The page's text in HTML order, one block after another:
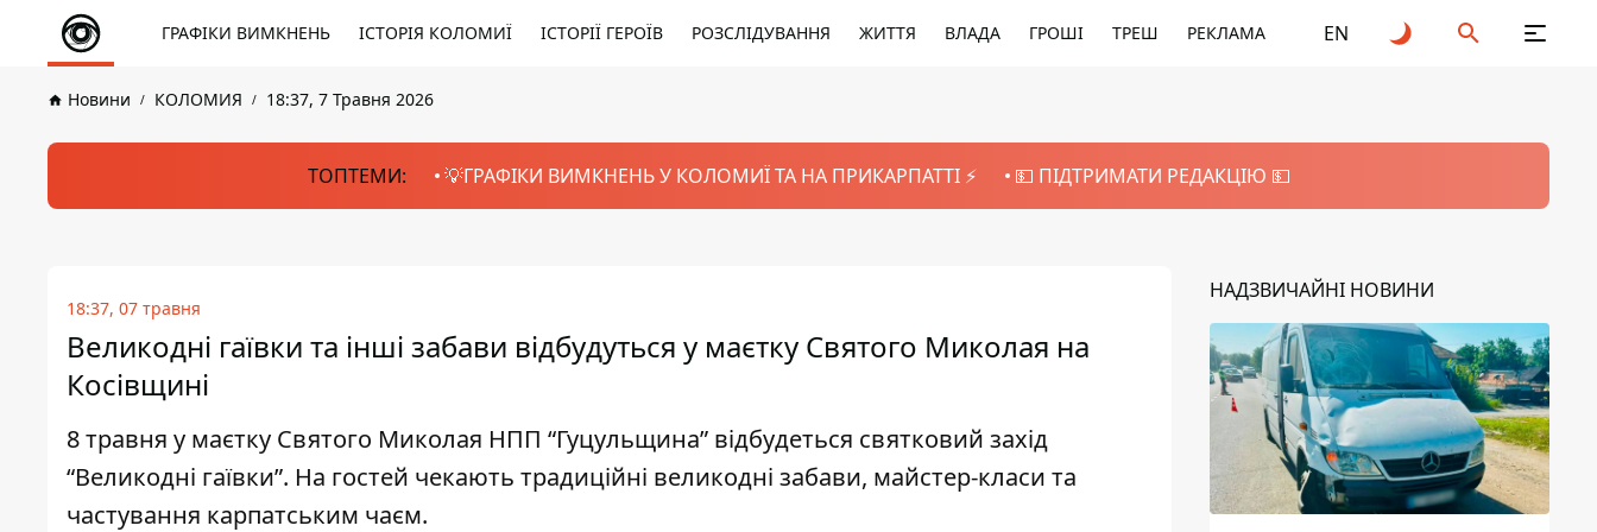
ГРАФІКИ ВИМКНЕНЬ ІСТОРІЯ КОЛОМИЇ ІСТОРІЇ ГЕРОЇВ РОЗСЛІДУВАННЯ ЖИТТЯ ВЛАДА ГРОШІ ТРЕШ РЕКЛАМА EN
Новини КОЛОМИЯ 18:37, 7 Травня 2026
ТОПТЕМИ: 💡ГРАФІКИ ВИМКНЕНЬ У КОЛОМИЇ ТА НА ПРИКАРПАТТІ ⚡️ 💵 ПІДТРИМАТИ РЕДАКЦІЮ 💵
18:37, 07 травня
Великодні гаївки та інші забави відбудуться у маєтку Святого Миколая на
Косівщині
8 травня у маєтку Святого Миколая НПП “Гуцульщина” відбудеться святковий захід
“Великодні гаївки”. На гостей чекають традиційні великодні забави, майстер-класи та
частування карпатським чаєм.
НАДЗВИЧАЙНІ НОВИНИ